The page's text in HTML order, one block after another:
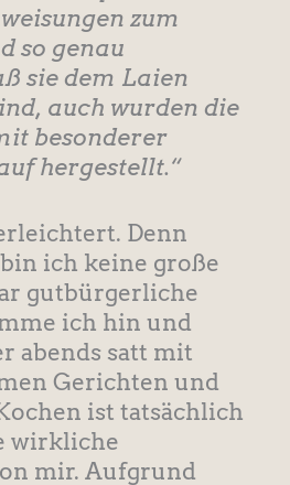
zum
so genau
sie dem Laien
auch wurden die
besonderer
hergestellt.“
Denn
ich keine große
gutbürgerliche
ich hin und
abends satt mit
Gerichten und
ist tatsächlich
wirkliche
mir. Aufgrund